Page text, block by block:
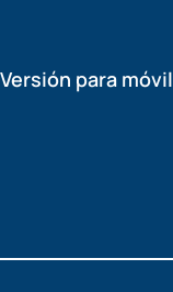
Versión para móvil